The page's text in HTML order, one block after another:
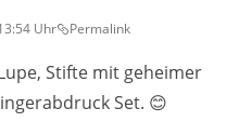
Uhr Permalink
Stifte mit geheimer
Set. 😊